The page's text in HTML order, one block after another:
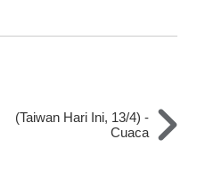
(Taiwan Hari Ini, 13/4) -
Cuaca